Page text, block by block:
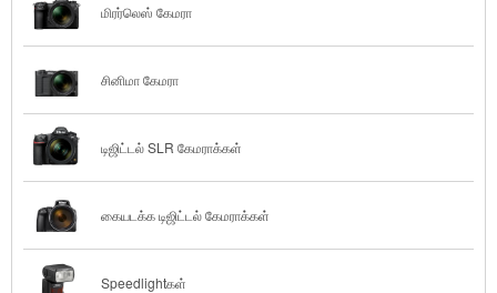
மிரர்லெஸ் கேமரா
சினிமா கேமரா
டிஜிட்டல் SLR கேமராக்கள்
கையடக்க டிஜிட்டல் கேமராக்கள்
Speedlightகள்